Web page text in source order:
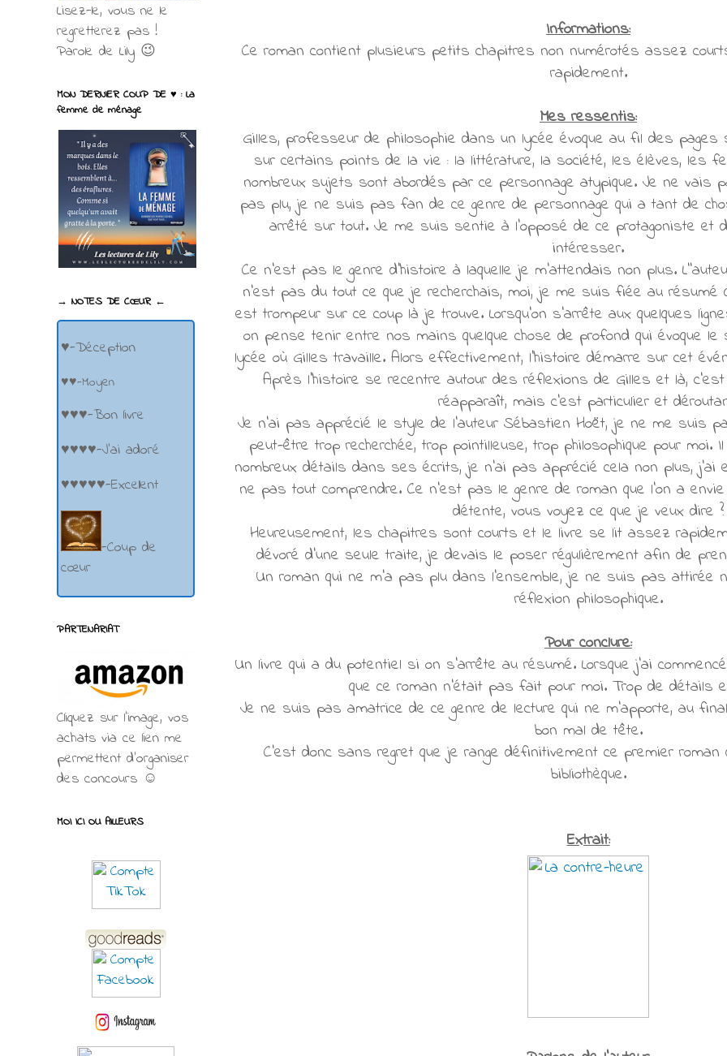
Informations:
Ce roman contient plusieurs petits chapitres non numérotés assez
rapidement.
Mes ressentis:
Gilles, professeur de philosophie dans un lycée évoque au fil des
sur certains points de la vie : la littérature, la société, les élèves, les
nombreux sujets sont abordés par ce personnage atypique. Je ne vais
pas plu, je ne suis pas fan de ce genre de personnage qui a tant de
arrêté sur tout. Je me suis sentie à l'opposé de ce protagoniste et
intéresser.
Ce n'est pas le genre d'histoire à laquelle je m'attendais non plus.
n'est pas du tout ce que je recherchais, moi, je me suis fiée au résumé
est trompeur sur ce coup là je trouve. Lorsqu'on s'arrête aux quelques
on pense tenir entre nos mains quelque chose de profond qui évoque le
lycée où Gilles travaille. Alors effectivement, l'histoire démarre sur cet
Après l'histoire se recentre autour des réflexions de Gilles et là,
réapparaît, mais c'est particulier et
Je n'ai pas apprécié le style de l'auteur Sébastien Hoët, je ne me suis
peut-être trop recherchée, trop pointilleuse, trop philosophique pour
nombreux détails dans ses écrits, je n'ai pas apprécié cela non plus, j'ai
ne pas tout comprendre. Ce n'est pas le genre de roman que l'on a
détente, vous voyez ce que je veux dire ?
Heureusement, les chapitres sont courts et le livre se lit assez
dévoré d'une seule traite, je devais le poser régulièrement afin de
Un roman qui ne m'a pas plu dans l'ensemble, je ne suis pas attirée
réflexion philosophique.
Pour conclure:
Un livre qui a du potentiel si on s'arrête au résumé. Lorsque j'ai
que ce roman n'était pas fait pour moi. Trop de détails
Je ne suis pas amatrice de ce genre de lecture qui ne m'apporte, au
bon mal de tête.
C'est donc sans regret que je range définitivement ce premier
bibliothèque.
Extrait:
Lisez-le, vous ne le
regretterez pas !
Parole de Lily 😉
MON DERNIER COUP DE ♥ : La
femme de ménage
→ NOTES DE CŒUR ←
♥-Déception
♥♥-Moyen
♥♥♥-Bon livre
♥♥♥♥-J'ai adoré
♥♥♥♥♥-Excellent
-Coup de
cœur
PARTENARIAT
Cliquez sur l'image, vos
achats via ce lien me
permettent d’organiser
des concours ☺
MOI ICI OU AILLEURS